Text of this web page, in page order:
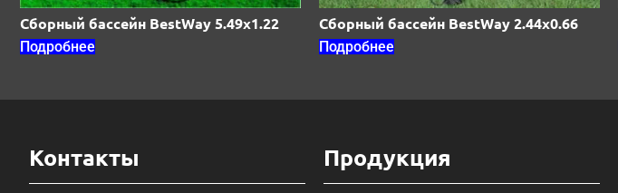
Сборный бассейн BestWay 5.49х1.22
Подробнее
Сборный бассейн BestWay 2.44х0.66
Подробнее
Контакты Продукция